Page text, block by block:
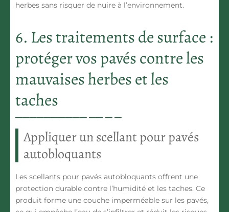
herbes sans risquer de nuire à l’environnement.
6. Les traitements de surface :
protéger vos pavés contre les
mauvaises herbes et les
taches
Appliquer un scellant pour pavés
autobloquants
Les scellants pour pavés autobloquants offrent une
protection durable contre l’humidité et les taches. Ce
produit forme une couche imperméable sur les pavés,